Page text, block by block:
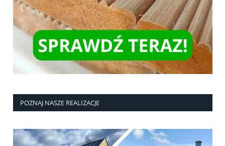
POZNAJ NASZE REALIZACJE